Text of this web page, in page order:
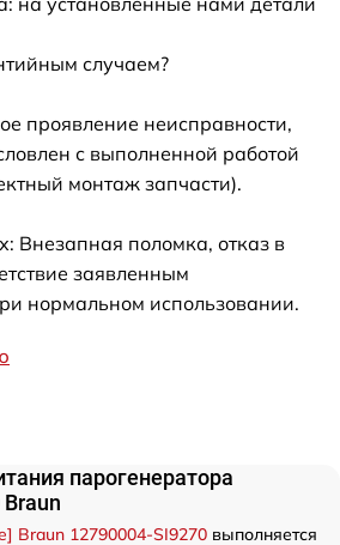
случаем?
проявление неисправности,
с выполненной работой
монтаж запчасти).
Внезапная поломка, отказ в
заявленным
нормальном использовании.
парогенератора
Braun 12790004-SI9270 выполняется